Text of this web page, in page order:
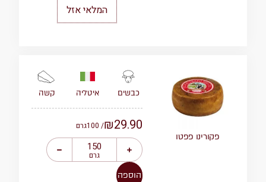
המלאי אזל
פקורינו פפטו
כבשים איטליה קשה
₪29.90
/ 100 גרם
גרם
הוספה